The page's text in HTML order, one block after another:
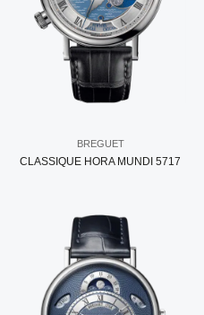
BREGUET
CLASSIQUE HORA MUNDI 5717